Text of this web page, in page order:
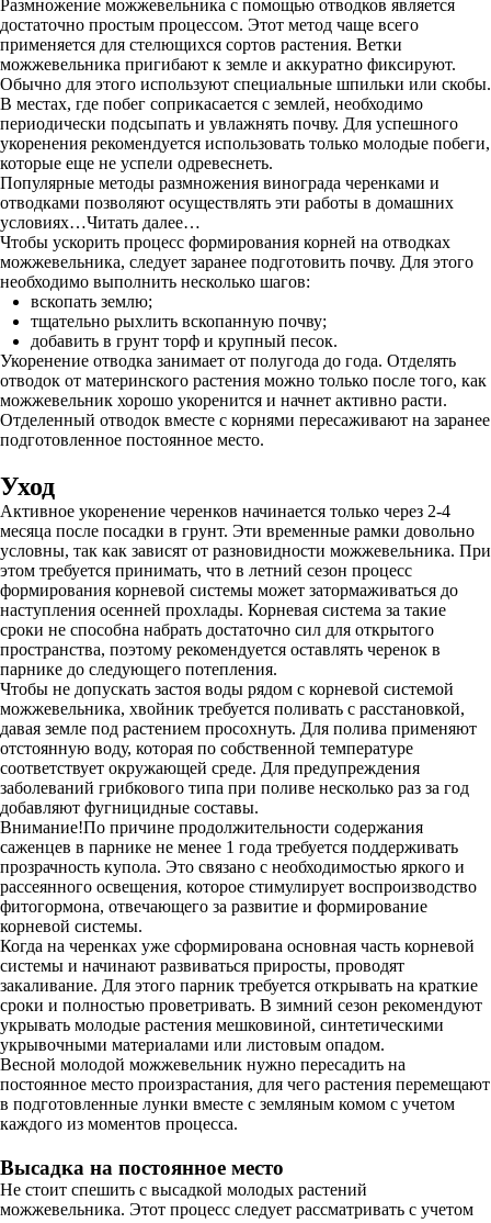
Размножение можжевельника с помощью отводков является
достаточно простым процессом. Этот метод чаще всего
применяется для стелющихся сортов растения. Ветки
можжевельника пригибают к земле и аккуратно фиксируют.
Обычно для этого используют специальные шпильки или скобы.
В местах, где побег соприкасается с землей, необходимо
периодически подсыпать и увлажнять почву. Для успешного
укоренения рекомендуется использовать только молодые побеги,
которые еще не успели одревеснеть.
Популярные методы размножения винограда черенками и
отводками позволяют осуществлять эти работы в домашних
условиях…Читать далее…
Чтобы ускорить процесс формирования корней на отводках
можжевельника, следует заранее подготовить почву. Для этого
необходимо выполнить несколько шагов:
вскопать землю;
тщательно рыхлить вскопанную почву;
добавить в грунт торф и крупный песок.
Укоренение отводка занимает от полугода до года. Отделять
отводок от материнского растения можно только после того, как
можжевельник хорошо укоренится и начнет активно расти.
Отделенный отводок вместе с корнями пересаживают на заранее
подготовленное постоянное место.
Уход
Активное укоренение черенков начинается только через 2-4
месяца после посадки в грунт. Эти временные рамки довольно
условны, так как зависят от разновидности можжевельника. При
этом требуется принимать, что в летний сезон процесс
формирования корневой системы может затормаживаться до
наступления осенней прохлады. Корневая система за такие
сроки не способна набрать достаточно сил для открытого
пространства, поэтому рекомендуется оставлять черенок в
парнике до следующего потепления.
Чтобы не допускать застоя воды рядом с корневой системой
можжевельника, хвойник требуется поливать с расстановкой,
давая земле под растением просохнуть. Для полива применяют
отстоянную воду, которая по собственной температуре
соответствует окружающей среде. Для предупреждения
заболеваний грибкового типа при поливе несколько раз за год
добавляют фугницидные составы.
Внимание!По причине продолжительности содержания
саженцев в парнике не менее 1 года требуется поддерживать
прозрачность купола. Это связано с необходимостью яркого и
рассеянного освещения, которое стимулирует воспроизводство
фитогормона, отвечающего за развитие и формирование
корневой системы.
Когда на черенках уже сформирована основная часть корневой
системы и начинают развиваться приросты, проводят
закаливание. Для этого парник требуется открывать на краткие
сроки и полностью проветривать. В зимний сезон рекомендуют
укрывать молодые растения мешковиной, синтетическими
укрывочными материалами или листовым опадом.
Весной молодой можжевельник нужно пересадить на
постоянное место произрастания, для чего растения перемещают
в подготовленные лунки вместе с земляным комом с учетом
каждого из моментов процесса.
Высадка на постоянное место
Не стоит спешить с высадкой молодых растений
можжевельника. Этот процесс следует рассматривать с учетом